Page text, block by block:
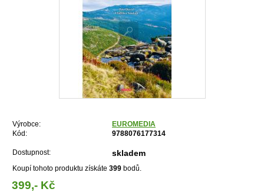
Výrobce:
EUROMEDIA
Kód:
9788076177314
Dostupnost: skladem
Koupí tohoto produktu získáte 399 bodů.
399,- Kč